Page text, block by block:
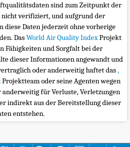
sind zum Zeitpunkt der
verifiziert, und aufgrund der
diese Daten jederzeit ohne vorherige
DasWorld Air Quality IndexProjekt
Fähigkeiten und Sorgfalt bei der
dieser Informationen angewandt und
oder anderweitig haftet das,
Projektteam oder seine Agenten wegen
für Verluste, Verletzungen
indirekt aus der Bereitstellung dieser
entstehen.